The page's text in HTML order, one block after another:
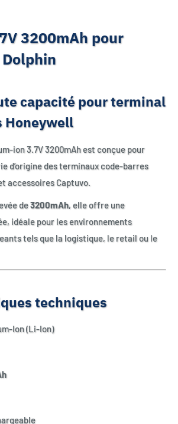
3200mAh pour
capacité pour terminal
Honeywell
ion 3.7V 3200mAh est conçue pour
d’origine des terminaux code-barres
accessoires Captuvo.
de3200mAh, elle offre une
idéale pour les environnements
tels que la logistique, le retail ou le
techniques
Ion (Li-Ion)